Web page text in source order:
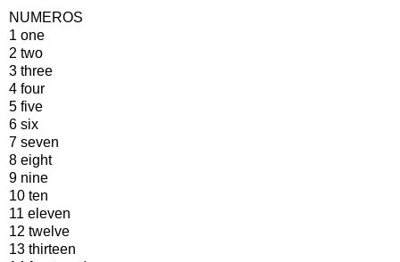
NUMEROS
1 one
2 two
3 three
4 four
5 five
6 six
7 seven
8 eight
9 nine
10 ten
11 eleven
12 twelve
13 thirteen